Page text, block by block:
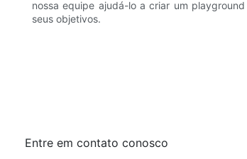
nossa equipe ajudá-lo a criar um
seus objetivos.
Entre em contato conosco